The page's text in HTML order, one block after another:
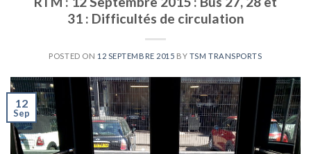
31 : Difficultés de circulation
POSTED ON 12 SEPTEMBRE 2015 BY TSM TRANSPORTS
12
Sep